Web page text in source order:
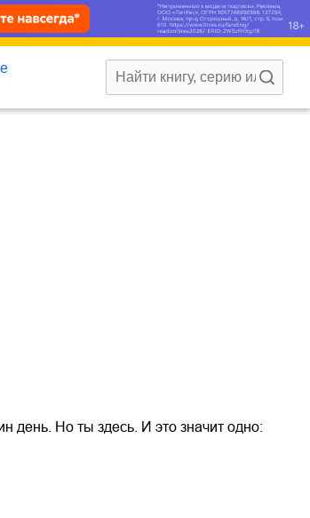
день. Но ты здесь. И это значит одно: